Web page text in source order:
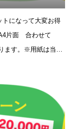
トになって大変お得
A4片面 合わせて
ます。※用紙は当社